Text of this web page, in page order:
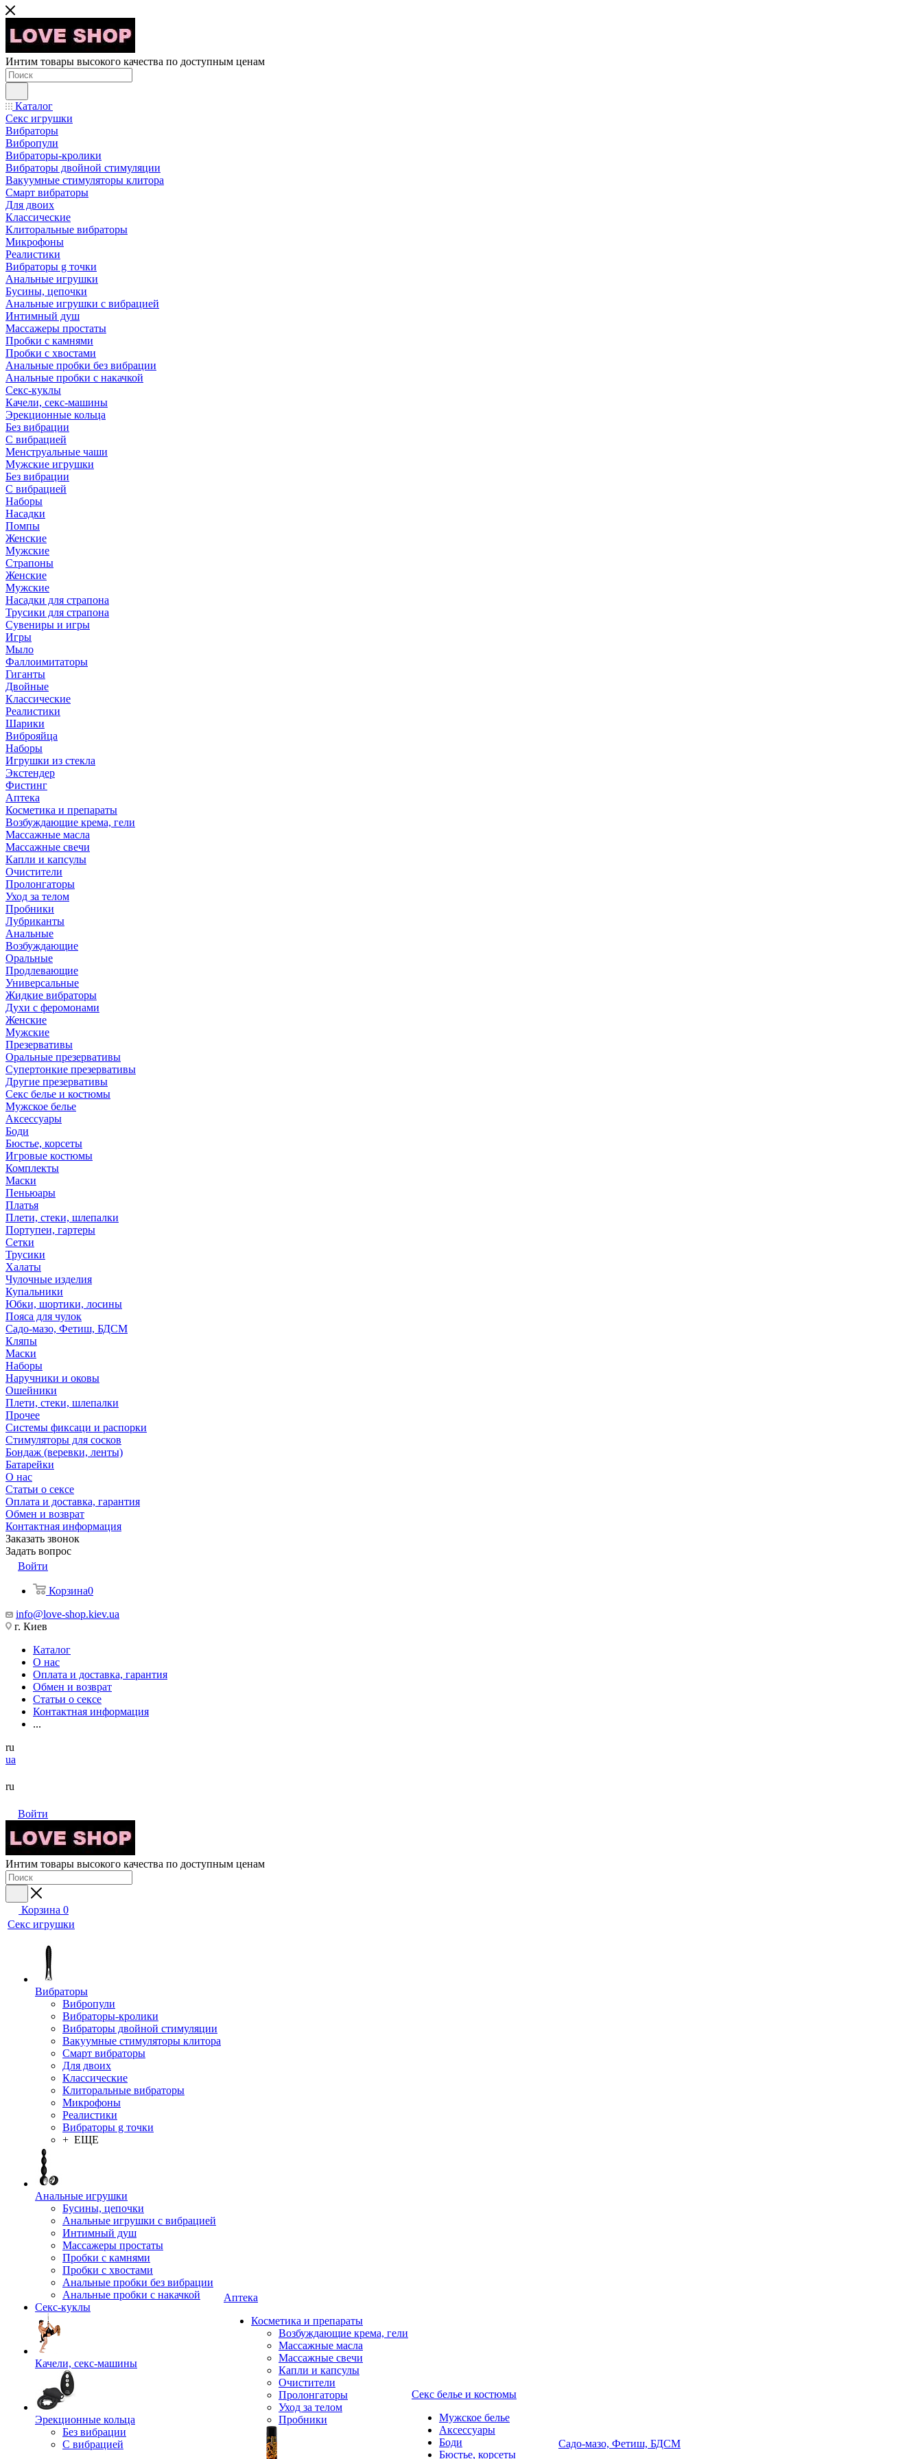
Интим товары высокого качества по доступным ценам
Каталог
Секс игрушки
Вибраторы
Вибропули
Вибраторы-кролики
Вибраторы двойной стимуляции
Вакуумные стимуляторы клитора
Смарт вибраторы
Для двоих
Классические
Клиторальные вибраторы
Микрофоны
Реалистики
Вибраторы g точки
Анальные игрушки
Бусины, цепочки
Анальные игрушки с вибрацией
Интимный душ
Массажеры простаты
Пробки с камнями
Пробки с хвостами
Анальные пробки без вибрации
Анальные пробки с накачкой
Секс-куклы
Качели, секс-машины
Эрекционные кольца
Без вибрации
С вибрацией
Менструальные чаши
Мужские игрушки
Без вибрации
С вибрацией
Наборы
Насадки
Помпы
Женские
Мужские
Страпоны
Женские
Мужские
Насадки для страпона
Трусики для страпона
Сувениры и игры
Игры
Мыло
Фаллоимитаторы
Гиганты
Двойные
Классические
Реалистики
Шарики
Виброяйца
Наборы
Игрушки из стекла
Экстендер
Фистинг
Аптека
Косметика и препараты
Возбуждающие крема, гели
Массажные масла
Массажные свечи
Капли и капсулы
Очистители
Пролонгаторы
Уход за телом
Пробники
Лубриканты
Анальные
Возбуждающие
Оральные
Продлевающие
Универсальные
Жидкие вибраторы
Духи с феромонами
Женские
Мужские
Презервативы
Оральные презервативы
Супертонкие презервативы
Другие презервативы
Секс белье и костюмы
Мужское белье
Аксессуары
Боди
Бюстье, корсеты
Игровые костюмы
Комплекты
Маски
Пеньюары
Платья
Плети, стеки, шлепалки
Портупеи, гартеры
Сетки
Трусики
Халаты
Чулочные изделия
Купальники
Юбки, шортики, лосины
Пояса для чулок
Садо-мазо, Фетиш, БДСМ
Кляпы
Маски
Наборы
Наручники и оковы
Ошейники
Плети, стеки, шлепалки
Прочее
Системы фиксаци и распорки
Стимуляторы для сосков
Бондаж (веревки, ленты)
Батарейки
О нас
Статьи о сексе
Оплата и доставка, гарантия
Обмен и возврат
Контактная информация
Заказать звонок
Задать вопрос
Войти
Корзина0
info@love-shop.kiev.ua
г. Киев
Каталог
О нас
Оплата и доставка, гарантия
Обмен и возврат
Статьи о сексе
Контактная информация
...
ru
ua
ru
Войти
Интим товары высокого качества по доступным ценам
Корзина 0
Секс игрушки
Вибраторы
Вибропули
Вибраторы-кролики
Вибраторы двойной стимуляции
Вакуумные стимуляторы клитора
Смарт вибраторы
Для двоих
Классические
Клиторальные вибраторы
Микрофоны
Реалистики
Вибраторы g точки
+ ЕЩЕ
Анальные игрушки
Бусины, цепочки
Анальные игрушки с вибрацией
Интимный душ
Массажеры простаты
Пробки с камнями
Пробки с хвостами
Анальные пробки без вибрации
Анальные пробки с накачкой
Секс-куклы
Качели, секс-машины
Эрекционные кольца
Без вибрации
С вибрацией
Аптека
Косметика и препараты
Возбуждающие крема, гели
Массажные масла
Массажные свечи
Капли и капсулы
Очистители
Пролонгаторы
Уход за телом
Пробники
Секс белье и костюмы
Мужское белье
Аксессуары
Боди
Бюстье, корсеты
Садо-мазо, Фетиш, БДСМ